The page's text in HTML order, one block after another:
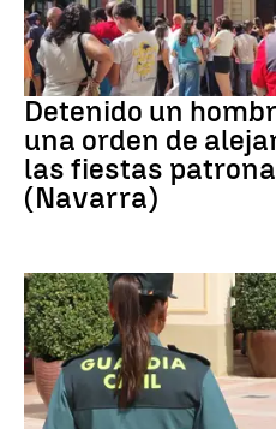
Detenido
Detenido un
una orden de
las fiestas
(Navarra)